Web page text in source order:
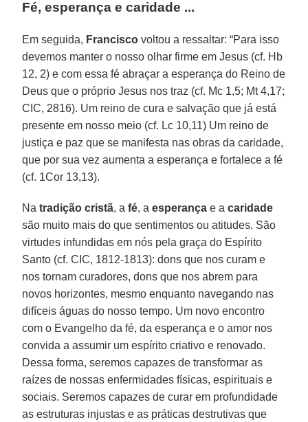
Fé, esperança e caridade ...
Em seguida, Francisco voltou a ressaltar: “Para isso
devemos manter o nosso olhar firme em Jesus (cf. Hb
12, 2) e com essa fé abraçar a esperança do Reino de
Deus que o próprio Jesus nos traz (cf. Mc 1,5; Mt 4,17;
CIC, 2816). Um reino de cura e salvação que já está
presente em nosso meio (cf. Lc 10,11) Um reino de
justiça e paz que se manifesta nas obras da caridade,
que por sua vez aumenta a esperança e fortalece a fé
(cf. 1Cor 13,13).
Natradição cristã, afé, aesperança e acaridade
são muito mais do que sentimentos ou atitudes. São
virtudes infundidas em nós pela graça do Espírito
Santo (cf. CIC, 1812-1813): dons que nos curam e
nos tornam curadores, dons que nos abrem para
novos horizontes, mesmo enquanto navegando nas
difíceis águas do nosso tempo. Um novo encontro
com o Evangelho da fé, da esperança e o amor nos
convida a assumir um espírito criativo e renovado.
Dessa forma, seremos capazes de transformar as
raízes de nossas enfermidades físicas, espirituais e
sociais. Seremos capazes de curar em profundidade
as estruturas injustas e as práticas destrutivas que